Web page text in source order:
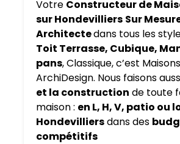
Votre Constructeur de
sur Hondevilliers Sur
Architectedans tous les
Toit Terrasse, Cubique,
pans, Classique, c’est Maisons
ArchiDesign. Nous faisons
et la construction de toute
maison : en L, H, V, patio ou
Hondevilliersdans des
compétitifs